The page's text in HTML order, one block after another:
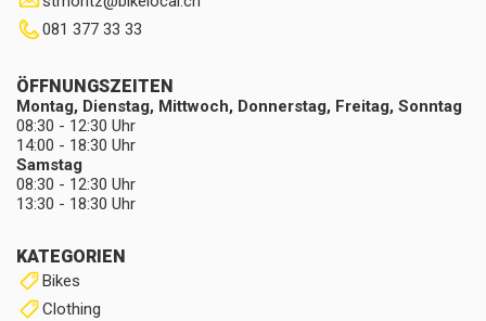
081 377 33 33
KATEGORIEN
Bikes
Clothing
ÖFFNUNGSZEITEN
Montag, Dienstag, Mittwoch, Donnerstag, Freitag, Sonntag
08:30 - 12:30 Uhr
14:00 - 18:30 Uhr
Samstag
08:30 - 12:30 Uhr
13:30 - 18:30 Uhr